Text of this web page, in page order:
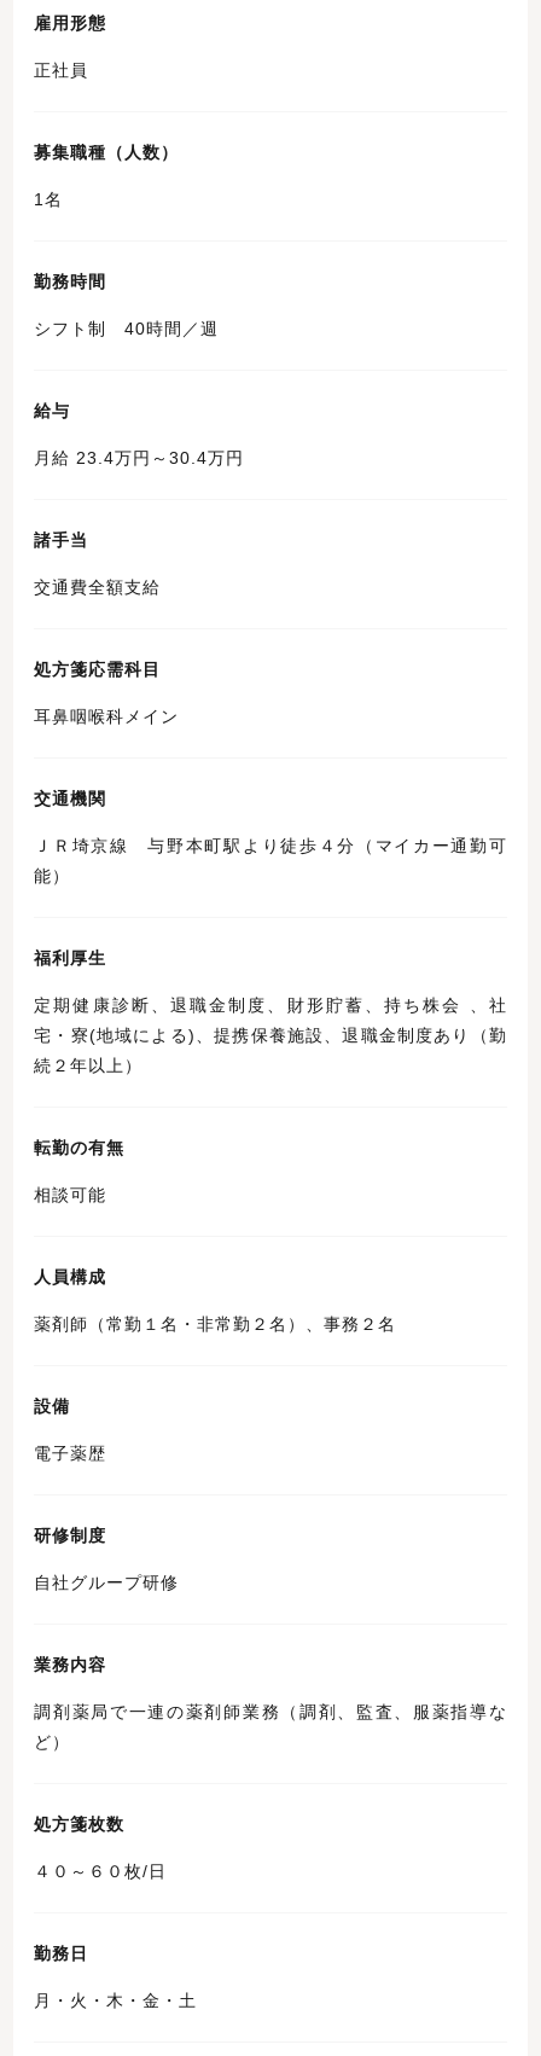
雇用形態
正社員
募集職種（人数）
1名
勤務時間
シフト制 40時間／週
給与
月給 23.4万円～30.4万円
諸手当
交通費全額支給
処方箋応需科目
耳鼻咽喉科メイン
交通機関
ＪＲ埼京線 与野本町駅より徒歩４分（マイカー通勤可
能）
福利厚生
定期健康診断、退職金制度、財形貯蓄、持ち株会 、社
宅・寮(地域による)、提携保養施設、退職金制度あり（勤
続２年以上）
転勤の有無
相談可能
人員構成
薬剤師（常勤１名・非常勤２名）、事務２名
設備
電子薬歴
研修制度
自社グループ研修
業務内容
調剤薬局で一連の薬剤師業務（調剤、監査、服薬指導な
ど）
処方箋枚数
４０～６０枚/日
勤務日
月・火・木・金・土